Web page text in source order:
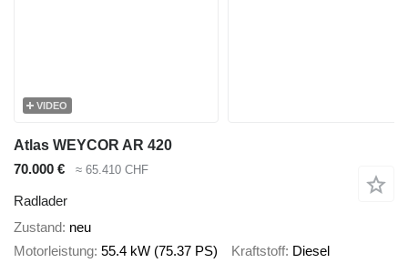
VIDEO
Atlas WEYCOR AR 420
70.000 €
≈ 65.410 CHF
Radlader
Zustand neu
Motorleistung 55.4 kW (75.37 PS) Kraftstoff Diesel